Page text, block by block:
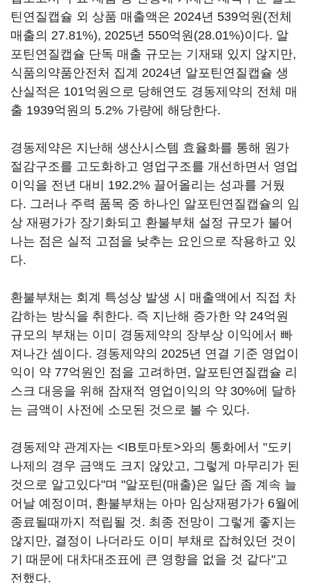
틴연질캡슐 외 상품 매출액은 2024년 539억원(전체
매출의 27.81%), 2025년 550억원(28.01%)이다. 알
포틴연질캡슐 단독 매출 규모는 기재돼 있지 않지만,
식품의약품안전처 집계 2024년 알포틴연질캡슐 생
산실적은 101억원으로 당해연도 경동제약의 전체 매
출 1939억원의 5.2% 가량에 해당한다.
경동제약은 지난해 생산시스템 효율화를 통해 원가
절감구조를 고도화하고 영업구조를 개선하면서 영업
이익을 전년 대비 192.2% 끌어올리는 성과를 거뒀
다. 그러나 주력 품목 중 하나인 알포틴연질캡슐의 임
상 재평가가 장기화되고 환불부채 설정 규모가 불어
나는 점은 실적 고점을 낮추는 요인으로 작용하고 있
다.
환불부채는 회계 특성상 발생 시 매출액에서 직접 차
감하는 방식을 취한다. 즉 지난해 증가한 약 24억원
규모의 부채는 이미 경동제약의 장부상 이익에서 빠
져나간 셈이다. 경동제약의 2025년 연결 기준 영업이
익이 약 77억원인 점을 고려하면, 알포틴연질캡슐 리
스크 대응을 위해 잠재적 영업이익의 약 30%에 달하
는 금액이 사전에 소모된 것으로 볼 수 있다.
경동제약 관계자는 <IB토마토>와의 통화에서 "도키
나제의 경우 금액도 크지 않았고, 그렇게 마무리가 된
것으로 알고있다"며 "알포틴(매출)은 일단 좀 계속 늘
어날 예정이며, 환불부채는 아마 임상재평가가 6월에
종료될때까지 적립될 것. 최종 전망이 그렇게 좋지는
않지만, 결정이 나더라도 이미 부채로 잡혀있던 것이
기 때문에 대차대조표에 큰 영향을 없을 것 같다"고
전했다.